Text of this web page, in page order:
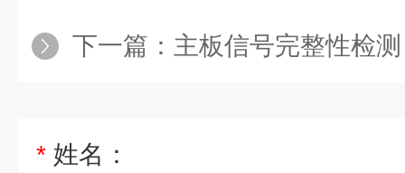
下一篇： 主板信号完整性检测
* 姓名：